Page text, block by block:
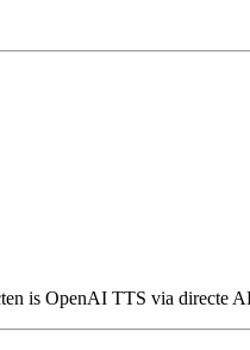
is OpenAI TTS via directe